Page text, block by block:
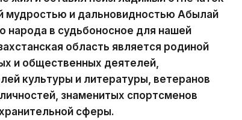
мудростью и дальновидностью Абылай
народа в судьбоносное для нашей
область является родиной
и общественных деятелей,
культуры и литературы, ветеранов
знаменитых спортсменов
сферы.